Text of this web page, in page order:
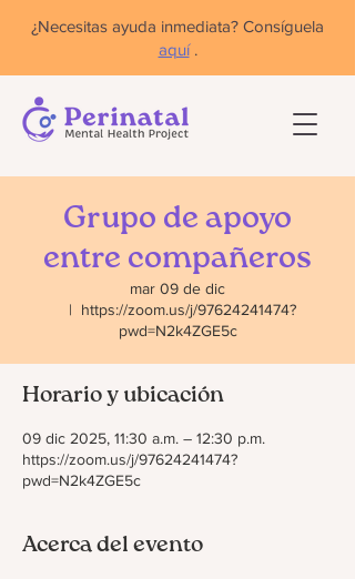
¿Necesitas ayuda inmediata? Consíguela
aquí.
Grupo de apoyo
entre compañeros
mar 09 de dic
  |
https://zoom.us/j/97624241474?
pwd=N2k4ZGE5c
Horario y ubicación
09 dic 2025, 11:30 a.m. – 12:30 p.m.
https://zoom.us/j/97624241474?
pwd=N2k4ZGE5c
Acerca del evento